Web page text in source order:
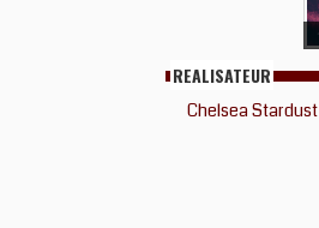
REALISATEUR
Chelsea Stardust